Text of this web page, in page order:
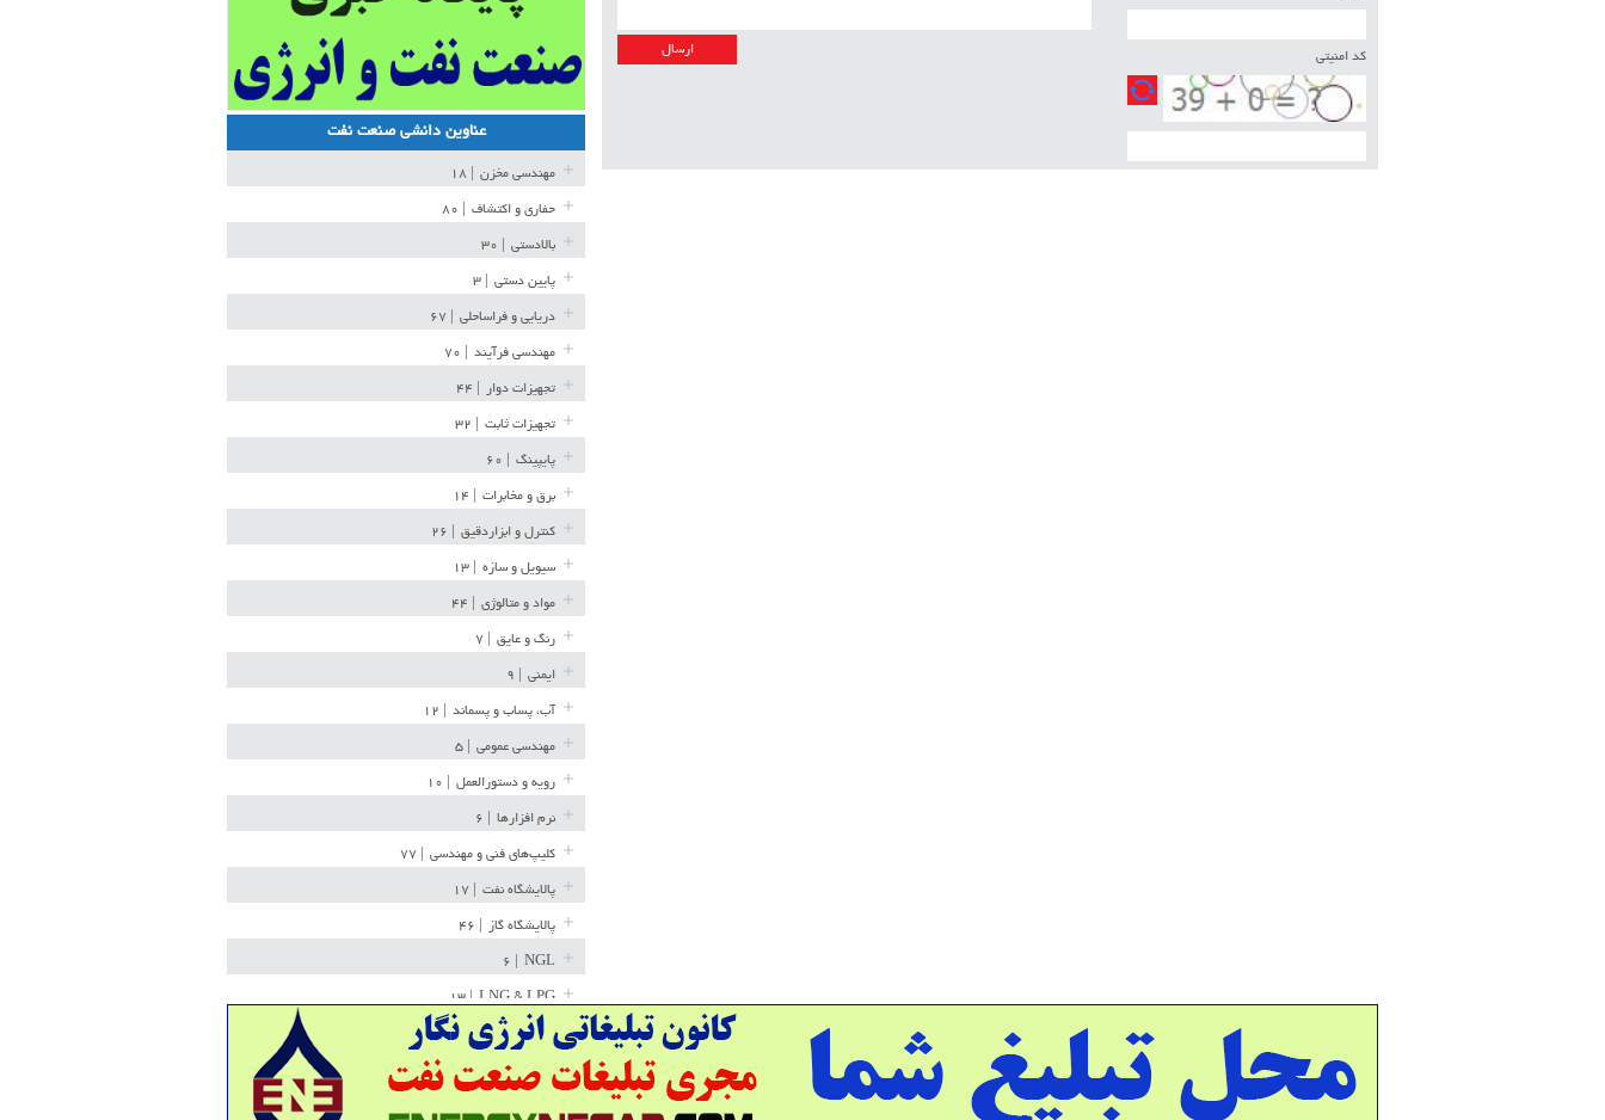
کد امنیتی
عناوین دانشی صنعت نفت
مهندسی مخزن
حفاری و اکتشاف
بالادستی
پایین دستی
دریایی و فراساحلی
مهندسی فرآیند
تجهیزات دوار
تجهیزات ثابت
پایپینگ
برق و مخابرات
کنترل و ابزاردقیق
سیویل و سازه
مواد و متالوژی
رنگ و عایق
ایمنی
آب، پساب و پسماند
مهندسی عمومی
رویه و دستورالعمل
نرم افزارها
کلیپ‌های فنی و مهندسی
پالایشگاه نفت
پالایشگاه گاز
NGL
LNG & LPG | ۱۳
خط لوله | ۳۶
مخازن ذخیره